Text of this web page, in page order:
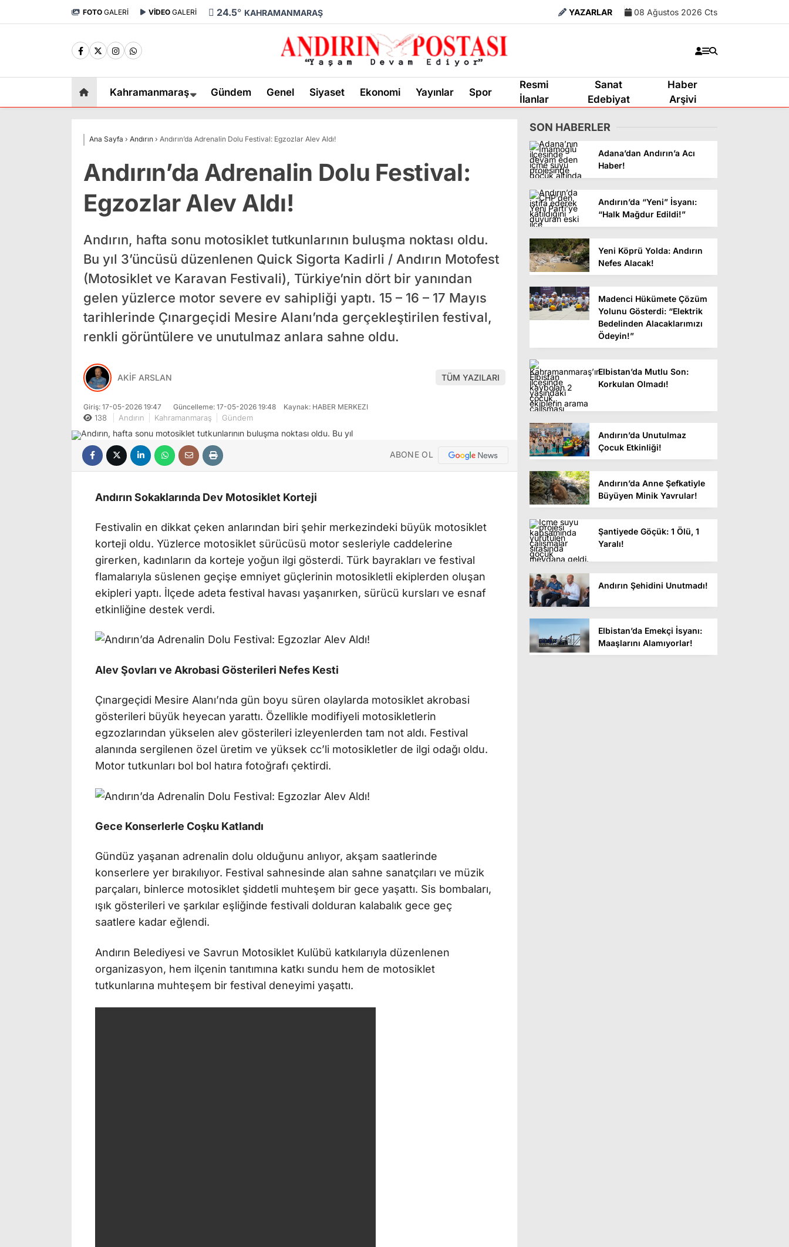
FOTO GALERİ VİDEO GALERİ 24.5° KAHRAMANMARAŞ YAZARLAR 08 Ağustos 2026 Cts
Kahramanmaraş Gündem Genel Siyaset Ekonomi Yayınlar Spor
Resmi
İlanlar
Sanat
Edebiyat
Haber
Arşivi
Ana Sayfa › Andırın › Andırın’da Adrenalin Dolu Festival: Egzozlar Alev Aldı!
Andırın’da Adrenalin Dolu Festival:
Egzozlar Alev Aldı!
Andırın, hafta sonu motosiklet tutkunlarının buluşma noktası oldu.
Bu yıl 3’üncüsü düzenlenen Quick Sigorta Kadirli / Andırın Motofest
(Motosiklet ve Karavan Festivali), Türkiye’nin dört bir yanından
gelen yüzlerce motor severe ev sahipliği yaptı. 15 – 16 – 17 Mayıs
tarihlerinde Çınargeçidi Mesire Alanı’nda gerçekleştirilen festival,
renkli görüntülere ve unutulmaz anlara sahne oldu.
AKİF ARSLAN TÜM YAZILARI
Giriş: 17-05-2026 19:47 Güncelleme: 17-05-2026 19:48 Kaynak: HABER MERKEZI
138 Andırın Kahramanmaraş Gündem
ABONE OL
Andırın Sokaklarında Dev Motosiklet Korteji
Festivalin en dikkat çeken anlarından biri şehir merkezindeki büyük motosiklet
korteji oldu. Yüzlerce motosiklet sürücüsü motor sesleriyle caddelerine
girerken, kadınların da korteje yoğun ilgi gösterdi. Türk bayrakları ve festival
flamalarıyla süslenen geçişe emniyet güçlerinin motosikletli ekiplerden oluşan
ekipleri yaptı. İlçede adeta festival havası yaşanırken, sürücü kursları ve esnaf
etkinliğine destek verdi.
Alev Şovları ve Akrobasi Gösterileri Nefes Kesti
Çınargeçidi Mesire Alanı’nda gün boyu süren olaylarda motosiklet akrobasi
gösterileri büyük heyecan yarattı. Özellikle modifiyeli motosikletlerin
egzozlarından yükselen alev gösterileri izleyenlerden tam not aldı. Festival
alanında sergilenen özel üretim ve yüksek cc’li motosikletler de ilgi odağı oldu.
Motor tutkunları bol bol hatıra fotoğrafı çektirdi.
Gece Konserlerle Coşku Katlandı
Gündüz yaşanan adrenalin dolu olduğunu anlıyor, akşam saatlerinde
konserlere yer bırakılıyor. Festival sahnesinde alan sahne sanatçıları ve müzik
parçaları, binlerce motosiklet şiddetli muhteşem bir gece yaşattı. Sis bombaları,
ışık gösterileri ve şarkılar eşliğinde festivali dolduran kalabalık gece geç
saatlere kadar eğlendi.
Andırın Belediyesi ve Savrun Motosiklet Kulübü katkılarıyla düzenlenen
organizasyon, hem ilçenin tanıtımına katkı sundu hem de motosiklet
tutkunlarına muhteşem bir festival deneyimi yaşattı.
SON HABERLER
Adana’dan Andırın’a Acı
Haber!
Andırın’da “Yeni” İsyanı:
“Halk Mağdur Edildi!”
Yeni Köprü Yolda: Andırın
Nefes Alacak!
Madenci Hükümete Çözüm
Yolunu Gösterdi: “Elektrik
Bedelinden Alacaklarımızı
Ödeyin!”
Elbistan’da Mutlu Son:
Korkulan Olmadı!
Andırın’da Unutulmaz
Çocuk Etkinliği!
Andırın’da Anne Şefkatiyle
Büyüyen Minik Yavrular!
Şantiyede Göçük: 1 Ölü, 1
Yaralı!
Andırın Şehidini Unutmadı!
Elbistan’da Emekçi İsyanı:
Maaşlarını Alamıyorlar!